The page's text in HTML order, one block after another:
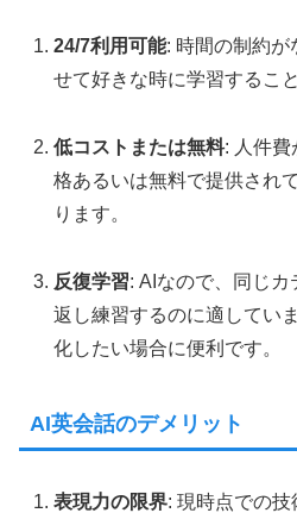
24/7利用可能: 時間の制約が
せて好きな時に学習するこ
低コストまたは無料: 人件費
格あるいは無料で提供され
ります。
反復学習: AIなので、同じカ
返し練習するのに適してい
化したい場合に便利です。
AI英会話のデメリット
表現力の限界: 現時点での